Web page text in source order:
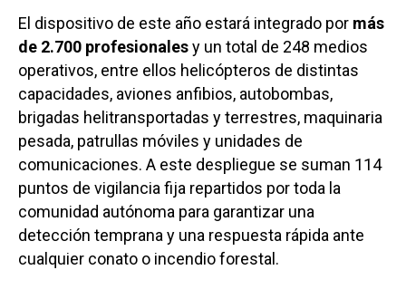
El dispositivo de este año estará integrado por más
de 2.700 profesionalesy un total de 248 medios
operativos, entre ellos helicópteros de distintas
capacidades, aviones anfibios, autobombas,
brigadas helitransportadas y terrestres, maquinaria
pesada, patrullas móviles y unidades de
comunicaciones. A este despliegue se suman 114
puntos de vigilancia fija repartidos por toda la
comunidad autónoma para garantizar una
detección temprana y una respuesta rápida ante
cualquier conato o incendio forestal.